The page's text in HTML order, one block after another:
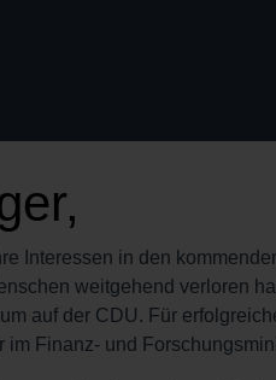
Interessen in den
weitgehend verloren
auf der CDU. Für
Finanz- und